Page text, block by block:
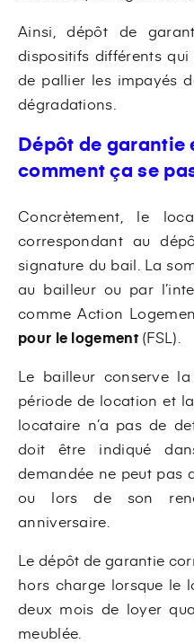
Ainsi, dépôt de
dispositifs différents
de pallier les impayés
dégradations.
Dépôt de garantie
comment ça se
Concrètement, le
correspondant au
signature du bail. La
au bailleur ou par
comme Action
pour le logement (FSL).
Le bailleur conserve
période de location et
locataire n’a pas de
doit être indiqué
demandée ne peut pas
ou lors de son
anniversaire.
Le dépôt de garantie
hors charge lorsque le
deux mois de loyer
meublée.